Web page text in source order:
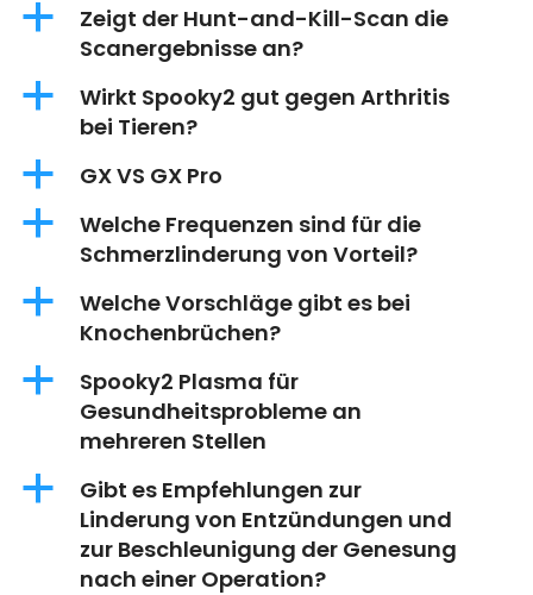
a
Zeigt der Hunt-and-Kill-Scan die
Scanergebnisse an?
a
Wirkt Spooky2 gut gegen Arthritis
bei Tieren?
a GX VS GX Pro
a
Welche Frequenzen sind für die
Schmerzlinderung von Vorteil?
a
Welche Vorschläge gibt es bei
Knochenbrüchen?
a
Spooky2 Plasma für
Gesundheitsprobleme an
mehreren Stellen
a
Gibt es Empfehlungen zur
Linderung von Entzündungen und
zur Beschleunigung der Genesung
nach einer Operation?